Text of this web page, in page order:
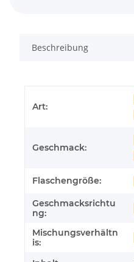
Beschreibung
Art:
Geschmack:
Flaschengröße:
Geschmacksrichtu
ng:
Mischungsverhältn
is: